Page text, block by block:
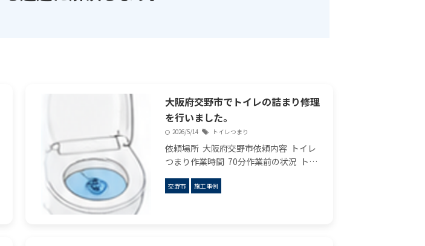
大阪府交野市でトイレの詰まり修理
を行いました。
2026/5/14 トイレつまり
依頼場所 大阪府交野市依頼内容 トイレ
つまり作業時間 70分作業前の状況 トイ
実際見てみれば、確かにあふれてないで
交野市 施工事例